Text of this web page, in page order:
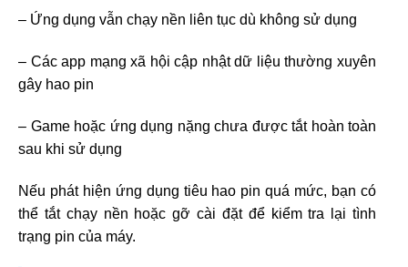
– Ứng dụng vẫn chạy nền liên tục dù không sử dụng
– Các app mạng xã hội cập nhật dữ liệu thường xuyên
gây hao pin
– Game hoặc ứng dụng nặng chưa được tắt hoàn toàn
sau khi sử dụng
Nếu phát hiện ứng dụng tiêu hao pin quá mức, bạn có
thể tắt chạy nền hoặc gỡ cài đặt để kiểm tra lại tình
trạng pin của máy.